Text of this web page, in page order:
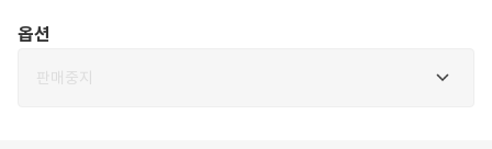
옵션
판매중지